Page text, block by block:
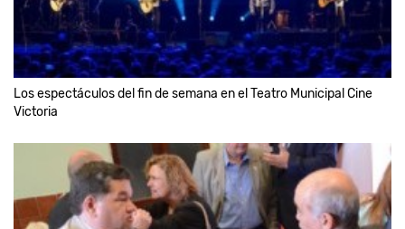
Los espectáculos del fin de semana en el Teatro Municipal Cine
Victoria